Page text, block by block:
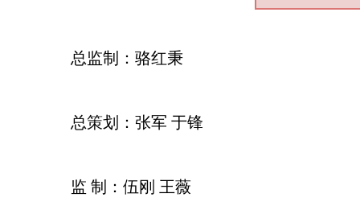
总监制：骆红秉
总策划：张军 于锋
监 制：伍刚 王薇